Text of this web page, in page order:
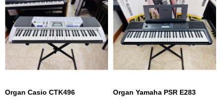
Organ Casio CTK496 Organ Yamaha PSR E283